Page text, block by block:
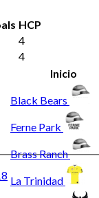
HCP
4
4
Inicio
Black Bears
Ferne Park
Brass Ranch
La Trinidad